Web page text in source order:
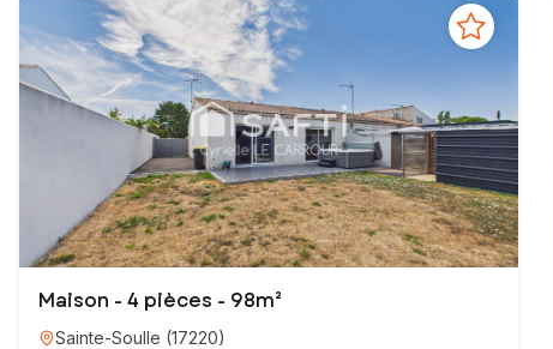
EI - Agent commercial - 890 302 771 RSAC LA ROCHELLE
Maison - 4 pièces - 98m²
Sainte-Soulle (17220)